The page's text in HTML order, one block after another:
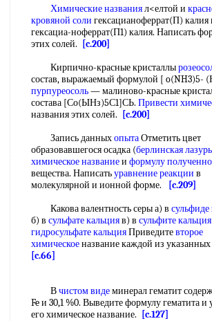
Химические названиял<елтой и
кровяной соли гексацианоферрат(П) калия
гексациа-ноферрат(П1) калия. Написать
этих солей.
[c.200]
Кирпично-красные кристаллы
состав, выражаемый формулой [ o(NH3)5-
пурпуреосоль— малиново-красные
состава [Со(ЫНз)5С1]СЬ. Привести
названия этих солей.
[c.200]
Запись данныхопытаОтметить цвет
образовавшегося осадка (берлинская лазурь
химическое названиеи формулу
вещества. Написатьуравнение реакции в
молекулярной и ионной форме.
[c.209]
Какова валентность серы а) в сульфиде
б) в сульфате кальцияв) в сульфите кальция
гидросульфате кальцияПриведитевторое
химическоеназвание каждой из указанных
[c.66]
Вчистом видеминерал гематит
Fe и 30,1 %0. Выведите формулу гематита и
его химическое название.
[c.127]